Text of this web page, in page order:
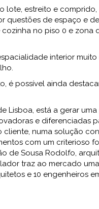
lote, estreito e
de espaço e
no piso 0 e zona
interior
é possível ainda
Lisboa, está a gerar
e diferenciadas
numa solução
com um criterioso
de Sousa Rodolfo,
traz ao mercado
e 10 engenheiros